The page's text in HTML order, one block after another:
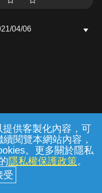
供客製化內容，可
閱覽本網站內容，
。更多關於隱私
隱私權保護政策。
04/06
服務條款 隱私權保護
個人家庭分公司
© 2026